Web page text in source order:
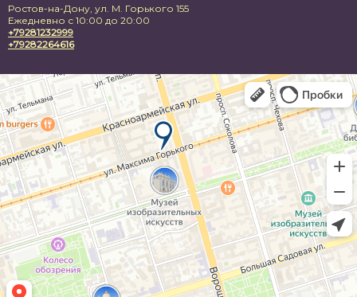
Ростов-на-Дону, ул. М. Горького 155
Ежедневно с 10:00 до 20:00
+79281232999
+79282264616